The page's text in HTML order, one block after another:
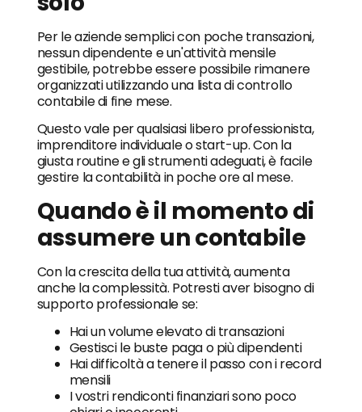
Per le aziende semplici con poche transazioni,
nessun dipendente e un'attività mensile
gestibile, potrebbe essere possibile rimanere
organizzati utilizzando una lista di controllo
contabile di fine mese.
Questo vale per qualsiasi libero professionista,
imprenditore individuale o start-up. Con la
giusta routine e gli strumenti adeguati, è facile
gestire la contabilità in poche ore al mese.
Quando è il momento di
assumere un contabile
Con la crescita della tua attività, aumenta
anche la complessità. Potresti aver bisogno di
supporto professionale se:
Hai un volume elevato di transazioni
Gestisci le buste paga o più dipendenti
Hai difficoltà a tenere il passo con i record
mensili
I vostri rendiconti finanziari sono poco